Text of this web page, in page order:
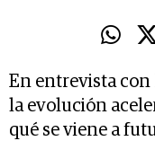
En entrevista con
la evolución
qué se viene a